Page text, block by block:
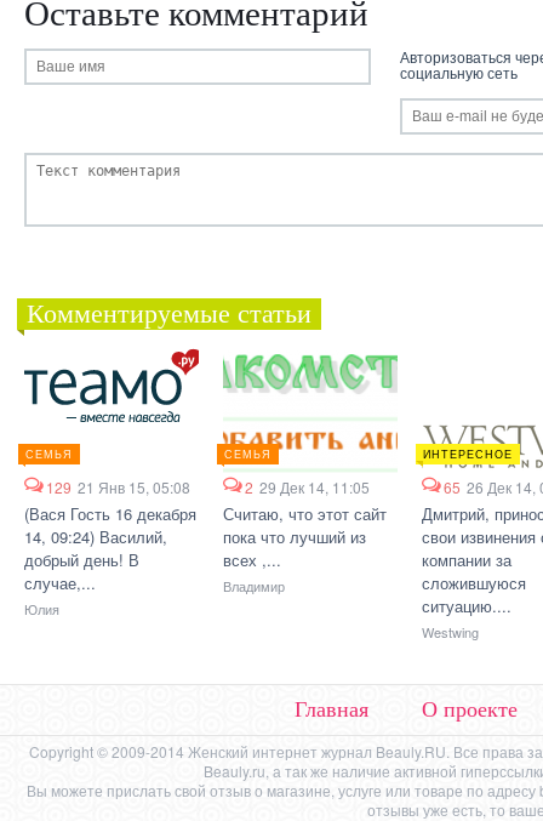
Оставьте комментарий
Авторизоваться
социальную сеть
Комментируемые статьи
СЕМЬЯ
129 21 Янв 15, 05:08
(Вася Гость 16 декабря
14, 09:24) Василий,
добрый день! В
случае,...
Юлия
СЕМЬЯ
2 29 Дек 14, 11:05
Считаю, что этот сайт
пока что лучший из
всех ,...
Владимир
ИНТЕРЕСНОЕ
65 26 Дек 14,
Дмитрий,
свои извинения
компании за
сложившуюся
ситуацию....
Westwing
Главная О проекте
Copyright © 2009-2014 Женский интернет журнал Beauly.RU. Все права
Beauly.ru, а так же наличие активной
Вы можете прислать свой отзыв о магазине, услуге или товаре по адресу
отзывы уже есть, то